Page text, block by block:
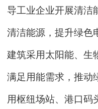
导工业企业开展清洁
清洁能源，提升绿色
建筑采用太阳能、生
满足用能需求，推动
用枢纽场站、港口码